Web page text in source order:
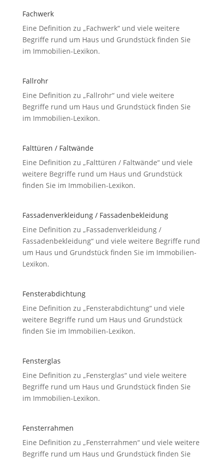
Fachwerk
Eine Definition zu „Fachwerk“ und viele weitere
Begriffe rund um Haus und Grundstück finden Sie
im Immobilien-Lexikon.
Fallrohr
Eine Definition zu „Fallrohr“ und viele weitere
Begriffe rund um Haus und Grundstück finden Sie
im Immobilien-Lexikon.
Falttüren / Faltwände
Eine Definition zu „Falttüren / Faltwände“ und viele
weitere Begriffe rund um Haus und Grundstück
finden Sie im Immobilien-Lexikon.
Fassadenverkleidung / Fassadenbekleidung
Eine Definition zu „Fassadenverkleidung /
Fassadenbekleidung“ und viele weitere Begriffe rund
um Haus und Grundstück finden Sie im Immobilien-
Lexikon.
Fensterabdichtung
Eine Definition zu „Fensterabdichtung“ und viele
weitere Begriffe rund um Haus und Grundstück
finden Sie im Immobilien-Lexikon.
Fensterglas
Eine Definition zu „Fensterglas“ und viele weitere
Begriffe rund um Haus und Grundstück finden Sie
im Immobilien-Lexikon.
Fensterrahmen
Eine Definition zu „Fensterrahmen“ und viele weitere
Begriffe rund um Haus und Grundstück finden Sie